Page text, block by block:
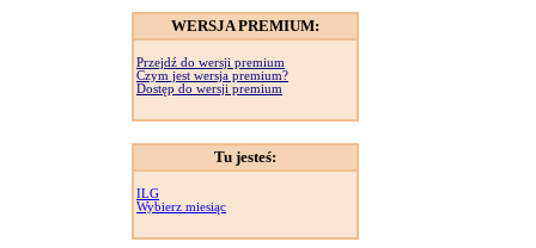
WERSJA PREMIUM:
Przejdź do wersji premium
Czym jest wersja premium?
Dostęp do wersji premium
Tu jesteś:
ILG
Wybierz miesiąc